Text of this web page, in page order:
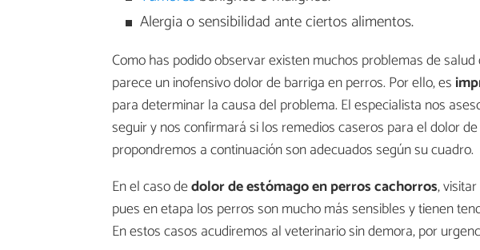
Alergia o sensibilidad ante ciertos alimentos.
Como has podido observar existen muchos problemas de
parece un inofensivo dolor de barriga en perros. Por ello, es
para determinar la causa del problema. El especialista nos
seguir y nos confirmará si los remedios caseros para el dolor
propondremos a continuación son adecuados según su cuadro.
En el caso dedolor de estómago en perros cachorros,
pues en etapa los perros son mucho más sensibles y tienen
En estos casos acudiremos al veterinario sin demora, por